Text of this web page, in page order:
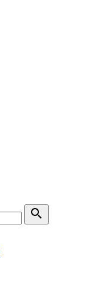
search